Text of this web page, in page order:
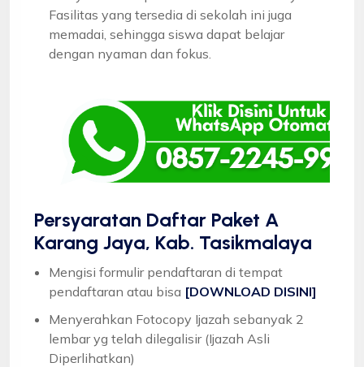
Fasilitas yang tersedia di sekolah ini juga
memadai, sehingga siswa dapat belajar
dengan nyaman dan fokus.
Persyaratan Daftar Paket A
Karang Jaya, Kab. Tasikmalaya
Mengisi formulir pendaftaran di tempat
pendaftaran atau bisa [DOWNLOAD DISINI]
Menyerahkan Fotocopy Ijazah sebanyak 2
lembar yg telah dilegalisir (Ijazah Asli
Diperlihatkan)